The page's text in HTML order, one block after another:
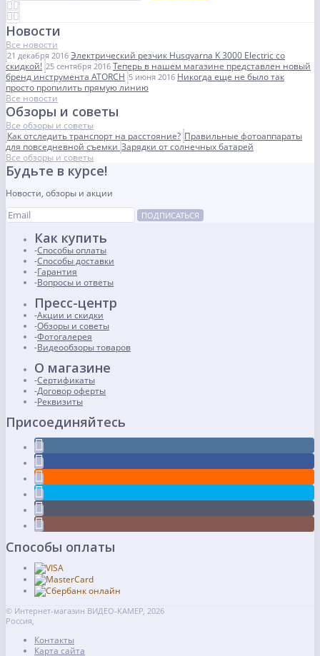
Новости
Все новости
21 декабря 2016 Электрический резчик Husqvarna K 3000 Electric со
скидкой! 25 сентября 2016 Теперь в нашем магазине представлен новый
бренд инструмента ATORCH 5 июня 2016 Никогда еще не было так
просто пропилить прямую линию
Все новости
Обзоры и советы
Все обзоры и советы
Как отследить транспорт на расстояние? Правильные фотоаппараты
для повседневной съемки Зарядки от солнечных батарей
Все обзоры и советы
Будьте в курсе!
Новости, обзоры и акции
ПОДПИСАТЬСЯ
Как купить
Способы оплаты
Способы доставки
Гарантия
Вопросы и ответы
Пресс-центр
Акции и скидки
Обзоры и советы
Фотогалерея
Видеообзоры товаров
О магазине
Сертификаты
Договор оферты
Реквизиты
Присоединяйтесь
Способы оплаты
© Интернет-магазин ВИДЕО-КАМЕР, 2026
Россия,
Контакты
Карта сайта